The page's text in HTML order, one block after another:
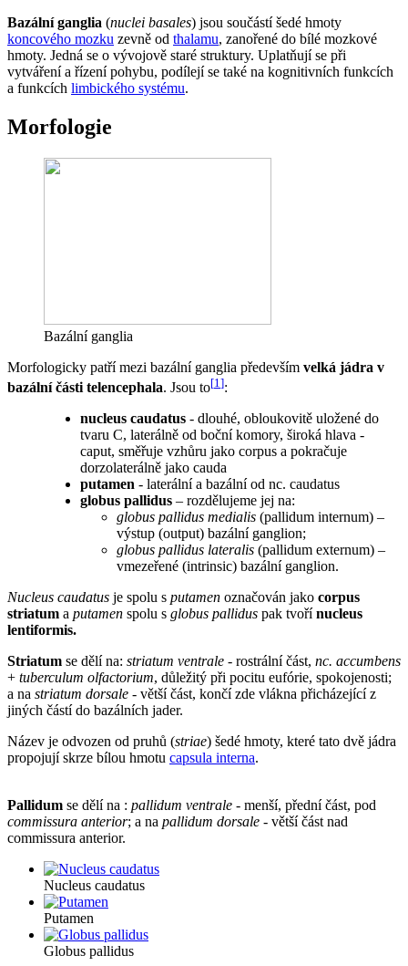
Bazální ganglia (nuclei basales) jsou součástí šedé hmoty
koncového mozku zevně od thalamu, zanořené do bílé mozkové
hmoty. Jedná se o vývojově staré struktury. Uplatňují se při
vytváření a řízení pohybu, podílejí se také na kognitivních funkcích
a funkcích limbického systému.
Morfologie
Bazální ganglia
Morfologicky patří mezi bazální ganglia především velká jádra v
bazální části telencephala. Jsou to[1 ]:
nucleus caudatus - dlouhé, obloukovitě uložené do
tvaru C, laterálně od boční komory, široká hlava -
caput, směřuje vzhůru jako corpus a pokračuje
dorzolaterálně jako cauda
putamen - laterální a bazální od nc. caudatus
globus pallidus – rozdělujeme jej na:
globus pallidus medialis (pallidum internum) –
výstup (output) bazální ganglion;
globus pallidus lateralis (pallidum externum) –
vmezeřené (intrinsic) bazální ganglion.
Nucleus caudatus je spolu s putamen označován jako corpus
striatum a putamen spolu s globus pallidus pak tvořínucleus
lentiformis.
Striatum se dělí na: striatum ventrale - rostrální část, nc. accumbens
+ tuberculum olfactorium, důležitý při pocitu eufórie, spokojenosti;
a na striatum dorsale - větší část, končí zde vlákna přicházející z
jiných částí do bazálních jader.
Název je odvozen od pruhů (striae) šedé hmoty, které tato dvě jádra
propojují skrze bílou hmotu capsula interna.
Pallidum se dělí na : pallidum ventrale - menší, přední část, pod
commissura anterior; a na pallidum dorsale - větší část nad
commissura anterior.
Nucleus caudatus
Putamen
Globus pallidus